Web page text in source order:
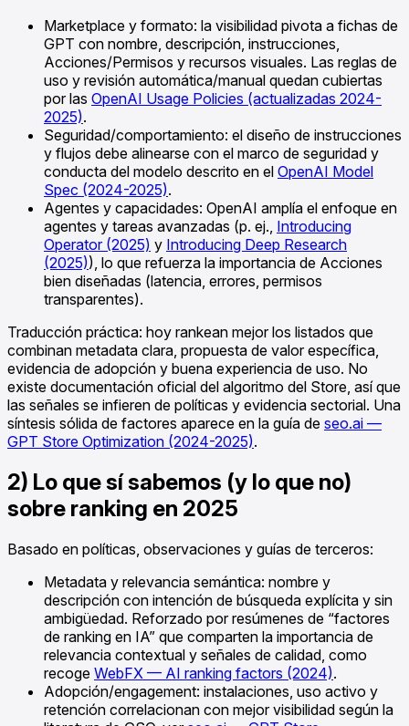
Marketplace y formato: la visibilidad pivota a fichas de
GPT con nombre, descripción, instrucciones,
Acciones/Permisos y recursos visuales. Las reglas de
uso y revisión automática/manual quedan cubiertas
por las OpenAI Usage Policies (actualizadas 2024-
2025).
Seguridad/comportamiento: el diseño de instrucciones
y flujos debe alinearse con el marco de seguridad y
conducta del modelo descrito en el OpenAI Model
Spec (2024-2025).
Agentes y capacidades: OpenAI amplía el enfoque en
agentes y tareas avanzadas (p. ej., Introducing
Operator (2025) y Introducing Deep Research
(2025)), lo que refuerza la importancia de Acciones
bien diseñadas (latencia, errores, permisos
transparentes).
Traducción práctica: hoy rankean mejor los listados que
combinan metadata clara, propuesta de valor específica,
evidencia de adopción y buena experiencia de uso. No
existe documentación oficial del algoritmo del Store, así que
las señales se infieren de políticas y evidencia sectorial. Una
síntesis sólida de factores aparece en la guía de seo.ai —
GPT Store Optimization (2024-2025).
2) Lo que sí sabemos (y lo que no)
sobre ranking en 2025
Basado en políticas, observaciones y guías de terceros:
Metadata y relevancia semántica: nombre y
descripción con intención de búsqueda explícita y sin
ambigüedad. Reforzado por resúmenes de “factores
de ranking en IA” que comparten la importancia de
relevancia contextual y señales de calidad, como
recoge WebFX — AI ranking factors (2024).
Adopción/engagement: instalaciones, uso activo y
retención correlacionan con mejor visibilidad según la